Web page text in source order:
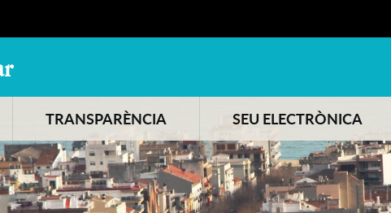
TRANSPARÈNCIA SEU ELECTRÒNICA